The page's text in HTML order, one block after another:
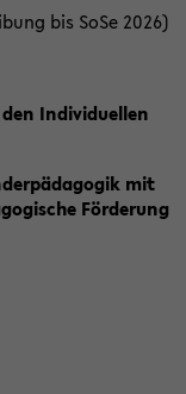
bis SoSe 2026)
Individuellen
mit
Förderung